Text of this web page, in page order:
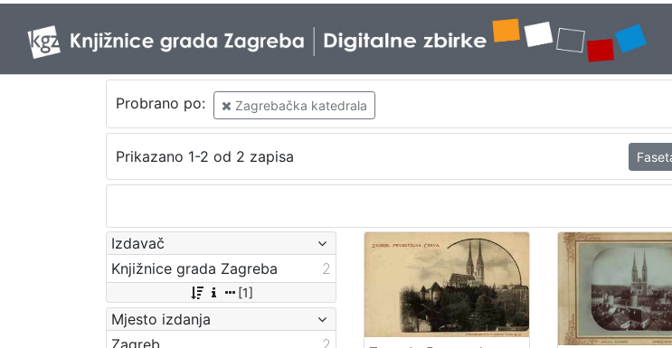
Probrano po: Zagrebačka katedrala
Prikazano 1-2 od 2 zapisa
Izdavač
Knjižnice grada Zagreba
2
[1]
Mjesto izdanja
Zagreb
2